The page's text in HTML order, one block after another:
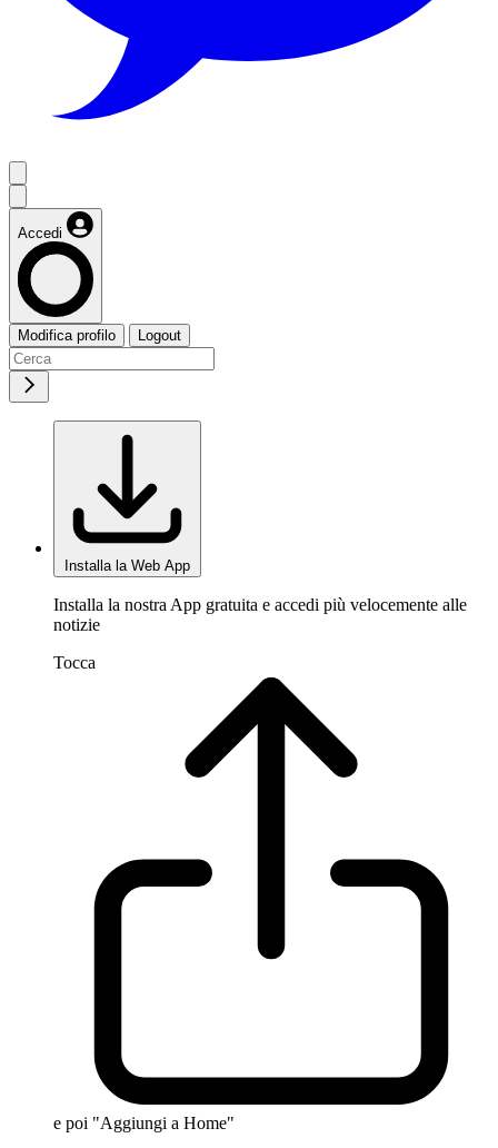
Accedi
Modifica profilo Logout
Installa la Web App
Installa la nostra App gratuita e accedi più velocemente alle
notizie
Tocca
e poi "Aggiungi a Home"